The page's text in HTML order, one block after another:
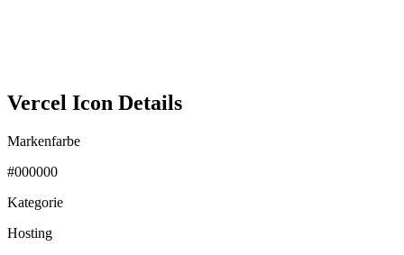
Vercel Icon Details
Markenfarbe
#000000
Kategorie
Hosting